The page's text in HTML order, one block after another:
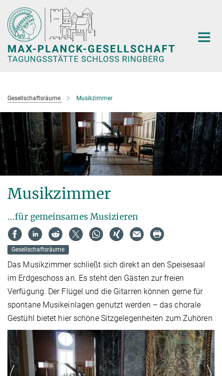
Hauptinhalt
Gesellschaftsräume Musikzimmer
Musikzimmer
...für gemeinsames Musizieren
Gesellschaftsräume
Das Musikzimmer schließt sich direkt an den Speisesaal
im Erdgeschoss an. Es steht den Gästen zur freien
Verfügung. Der Flügel und die Gitarren können gerne für
spontane Musikeinlagen genutzt werden – das chorale
Gestühl bietet hier schöne Sitzgelegenheiten zum Zuhören